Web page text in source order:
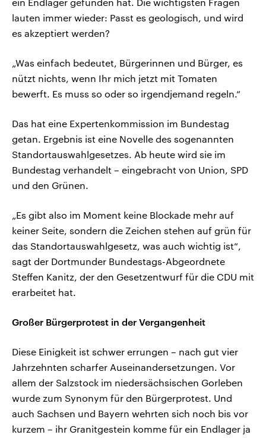
ein Endlager gefunden hat. Die wichtigsten Fragen
lauten immer wieder: Passt es geologisch, und wird
es akzeptiert werden?
„Was einfach bedeutet, Bürgerinnen und Bürger, es
nützt nichts, wenn Ihr mich jetzt mit Tomaten
bewerft. Es muss so oder so irgendjemand regeln.“
Das hat eine Expertenkommission im Bundestag
getan. Ergebnis ist eine Novelle des sogenannten
Standortauswahlgesetzes. Ab heute wird sie im
Bundestag verhandelt – eingebracht von Union, SPD
und den Grünen.
„Es gibt also im Moment keine Blockade mehr auf
keiner Seite, sondern die Zeichen stehen auf grün für
das Standortauswahlgesetz, was auch wichtig ist“,
sagt der Dortmunder Bundestags-Abgeordnete
Steffen Kanitz, der den Gesetzentwurf für die CDU mit
erarbeitet hat.
Großer Bürgerprotest in der Vergangenheit
Diese Einigkeit ist schwer errungen – nach gut vier
Jahrzehnten scharfer Auseinandersetzungen. Vor
allem der Salzstock im niedersächsischen Gorleben
wurde zum Synonym für den Bürgerprotest. Und
auch Sachsen und Bayern wehrten sich noch bis vor
kurzem – ihr Granitgestein komme für ein Endlager ja